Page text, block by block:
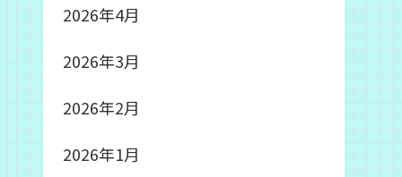
2026年4月
2026年3月
2026年2月
2026年1月